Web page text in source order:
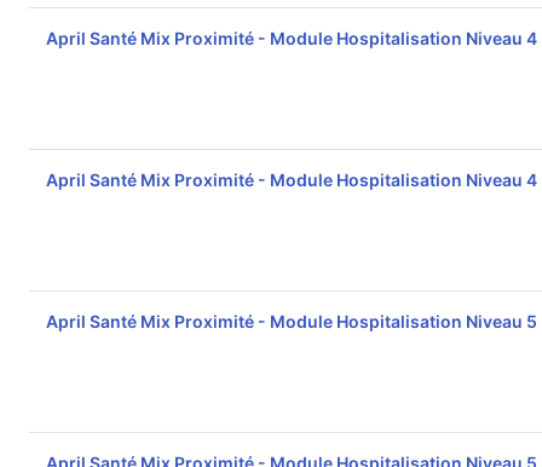
April Santé Mix Proximité - Module Hospitalisation Niveau 4
April Santé Mix Proximité - Module Hospitalisation Niveau 4
April Santé Mix Proximité - Module Hospitalisation Niveau 5